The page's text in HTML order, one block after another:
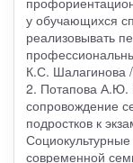
у обучающихся
реализовывать
К.С. Шалагинова
2. Потапова А.Ю.
сопровождение
подростков к
современной